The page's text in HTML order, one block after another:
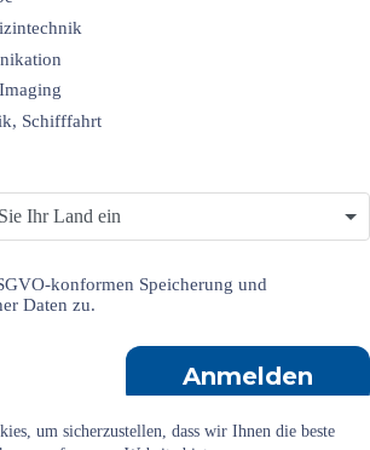
um sicherzustellen, dass wir Ihnen die beste
Schifffahrt
Ihr Land ein
konformen Speicherung und
Daten zu.
Anmelden